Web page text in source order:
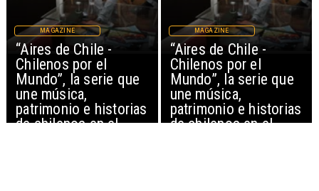
“Aires de Chile -
Chilenos por el
Mundo”, la serie que
une música,
patrimonio e historias
de chilenos en el
MAGAZINE
“Aires de Chile -
Chilenos por el
Mundo”, la serie que
une música,
patrimonio e historias
de chilenos en el
MAGAZINE